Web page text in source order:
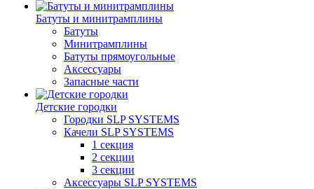
Батуты и минитрамплины
Батуты
Минитрамплины
Батуты прямоугольные
Аксессуары
Запасные части
Детские городки
Городки SLP SYSTEMS
Качели SLP SYSTEMS
1 секция
2 секции
3 секции
Аксессуары SLP SYSTEMS